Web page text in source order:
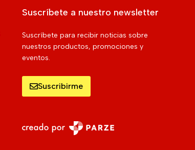
Suscríbete a nuestro newsletter
Suscríbete para recibir noticias sobre
nuestros productos, promociones y
eventos.
Suscribirme